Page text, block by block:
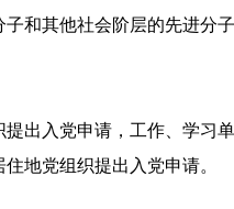
和其他社会阶层的先进分
出入党申请，工作、学习
地党组织提出入党申请。